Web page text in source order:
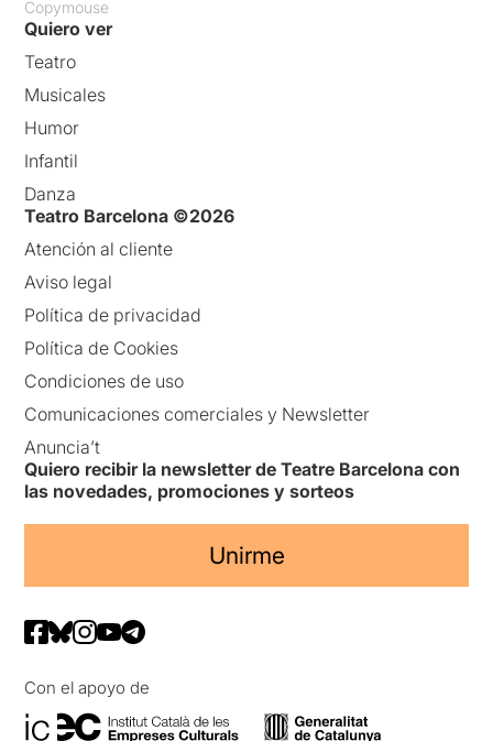
Copymouse
Quiero ver
Teatro
Musicales
Humor
Infantil
Danza
Teatro Barcelona ©2026
Atención al cliente
Aviso legal
Política de privacidad
Política de Cookies
Condiciones de uso
Comunicaciones comerciales y Newsletter
Anuncia’t
Quiero recibir la newsletter de Teatre Barcelona con
las novedades, promociones y sorteos
Unirme
Con el apoyo de